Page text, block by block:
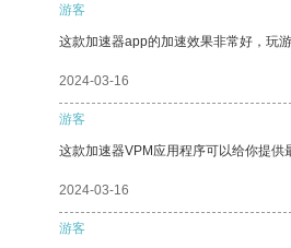
游客
这款加速器app的加速效果非常好，玩
2024-03-16
游客
这款加速器VPM应用程序可以给你提供
2024-03-16
游客